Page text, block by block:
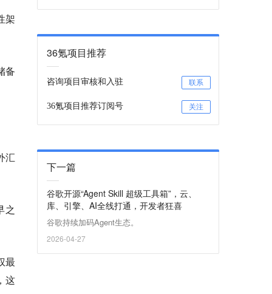
架
备
汇
之
最
这
36氪项目推荐
咨询项目审核和入驻 联系
36氪项目推荐订阅号 关注
下一篇
谷歌开源“Agent Skill 超级工具箱”，云、
库、引擎、AI全线打通，开发者狂喜
谷歌持续加码Agent生态。
2026-04-27